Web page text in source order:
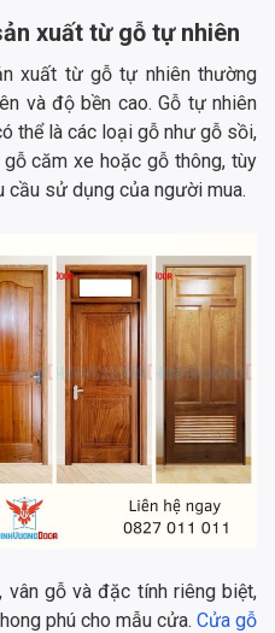
xuất từ gỗ tự nhiên
xuất từ gỗ tự nhiên thường
và độ bền cao. Gỗ tự nhiên
thể là các loại gỗ như gỗ sồi,
căm xe hoặc gỗ thông, tùy
cầu sử dụng của người mua.
gỗ và đặc tính riêng biệt,
phú cho mẫu cửa. Cửa gỗ